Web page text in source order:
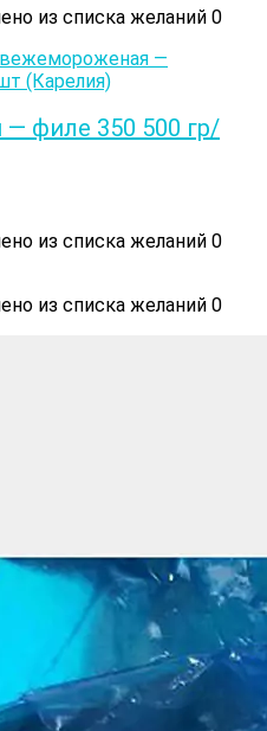
из списка желаний 0
филе 350 500 гр/
из списка желаний 0
из списка желаний 0